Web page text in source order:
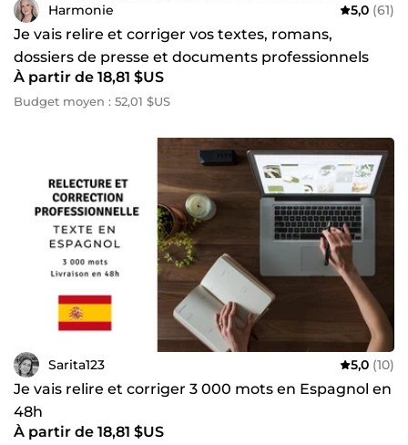
Harmonie 5,0 (61)
Je vais relire et corriger vos textes, romans,
dossiers de presse et documents professionnels
À partir de 18,81 $US
Budget moyen : 52,01 $US
Sarita123 5,0 (10)
Je vais relire et corriger 3 000 mots en Espagnol en
48h
À partir de 18,81 $US